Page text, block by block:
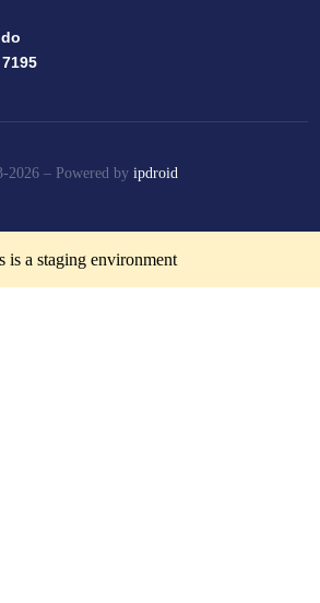
2026 – Powered by ipdroid
is a staging environment